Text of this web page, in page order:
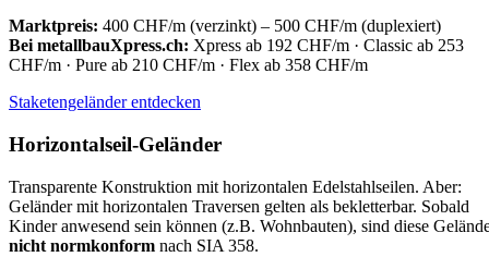
Marktpreis: 400 CHF/m (verzinkt) – 500 CHF/m (duplexiert)
Bei metallbauXpress.ch: Xpress ab 192 CHF/m · Classic ab 253
CHF/m · Pure ab 210 CHF/m · Flex ab 358 CHF/m
Staketengeländer entdecken
Horizontalseil-Geländer
Transparente Konstruktion mit horizontalen Edelstahlseilen. Aber:
Geländer mit horizontalen Traversen gelten als bekletterbar. Sobald
Kinder anwesend sein können (z.B. Wohnbauten), sind diese
nicht normkonform nach SIA 358.